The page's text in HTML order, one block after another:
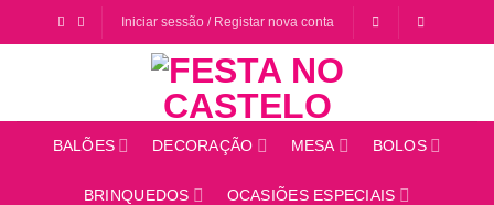
Iniciar sessão / Registar nova conta
BALÕES DECORAÇÃO MESA BOLOS
BRINQUEDOS OCASIÕES ESPECIAIS